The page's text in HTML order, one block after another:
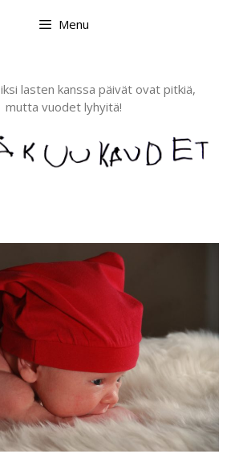
Menu
lasten kanssa päivät ovat pitkiä,
mutta vuodet lyhyitä!